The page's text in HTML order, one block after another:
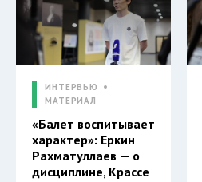
ИНТЕРВЬЮ
МАТЕРИАЛ
«Балет воспитывает
характер»: Еркин
Рахматуллаев — о
дисциплине, Крассе